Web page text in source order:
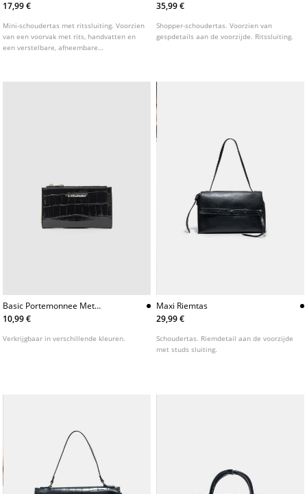
17,99 €
Mini-schoudertas met ritssluiting. Voorzien
van een voorvak met rits, handvatten en
een verstelbare, afneembare
35,99 €
Shopper-schoudertas. Voorzien van
gespdetails aan de voorzijde. Ritssluiting.
Basic Portemonnee Met
Cocoeffect
10,99 €
Verkrijgbaar in verschillende kleuren.
Maxi Riemtas
29,99 €
Schoudertas. Riemdetail aan de voorzijde
met studs sluiting.